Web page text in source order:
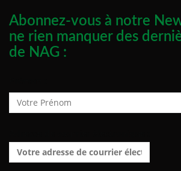
Abonnez-vous à notre
ne rien manquer des
de NAG :